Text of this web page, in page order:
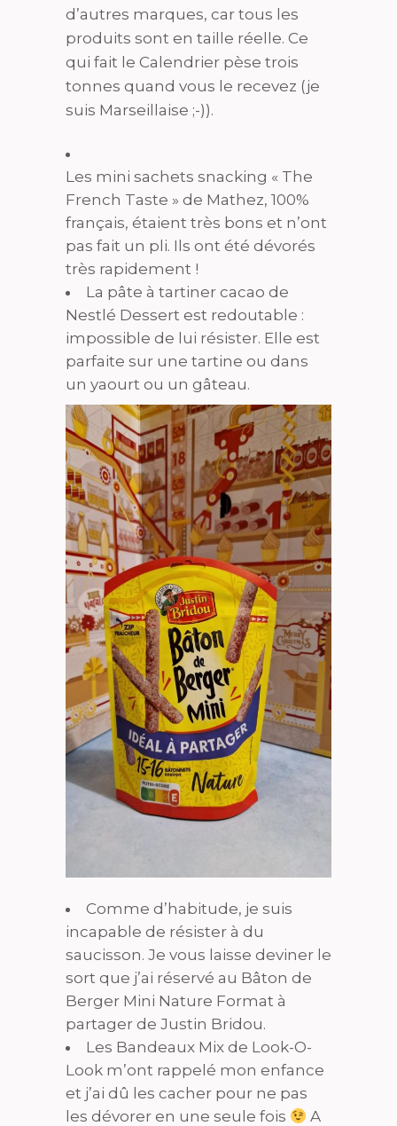
d’autres marques, car tous les
produits sont en taille réelle. Ce
qui fait le Calendrier pèse trois
tonnes quand vous le recevez (je
suis Marseillaise ;-)).
Les mini sachets snacking « The
French Taste » de Mathez, 100%
français, étaient très bons et n’ont
pas fait un pli. Ils ont été dévorés
très rapidement !
La pâte à tartiner cacao de
Nestlé Dessert est redoutable :
impossible de lui résister. Elle est
parfaite sur une tartine ou dans
un yaourt ou un gâteau.
Comme d’habitude, je suis
incapable de résister à du
saucisson. Je vous laisse deviner le
sort que j’ai réservé au Bâton de
Berger Mini Nature Format à
partager de Justin Bridou.
Les Bandeaux Mix de Look-O-
Look m’ont rappelé mon enfance
et j’ai dû les cacher pour ne pas
les dévorer en une seule fois
A